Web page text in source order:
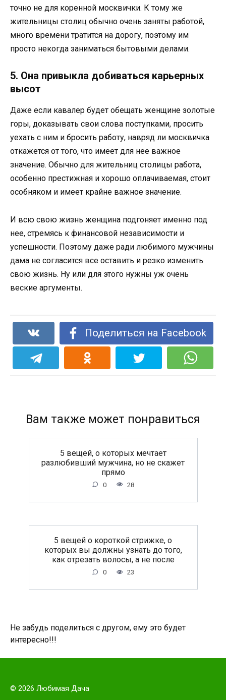
точно не для коренной москвички. К тому же
жительницы столиц обычно очень заняты работой,
много времени тратится на дорогу, поэтому им
просто некогда заниматься бытовыми делами.
5. Она привыкла добиваться карьерных
высот
Даже если кавалер будет обещать женщине золотые
горы, доказывать свои слова поступками, просить
уехать с ним и бросить работу, навряд ли москвичка
откажется от того, что имеет для нее важное
значение. Обычно для жительниц столицы работа,
особенно престижная и хорошо оплачиваемая, стоит
особняком и имеет крайне важное значение.
И всю свою жизнь женщина подгоняет именно под
нее, стремясь к финансовой независимости и
успешности. Поэтому даже ради любимого мужчины
дама не согласится все оставить и резко изменить
свою жизнь. Ну или для этого нужны уж очень
веские аргументы.
Поделиться на Facebook
Вам также может понравиться
5 вещей, о которых мечтает
разлюбивший мужчина, но не скажет
прямо
0 28
5 вещей о короткой стрижке, о
которых вы должны узнать до того,
как отрезать волосы, а не после
0 23
Не забудь поделиться с другом, ему это будет
интересно!!!
© 2026 Любимая Дача